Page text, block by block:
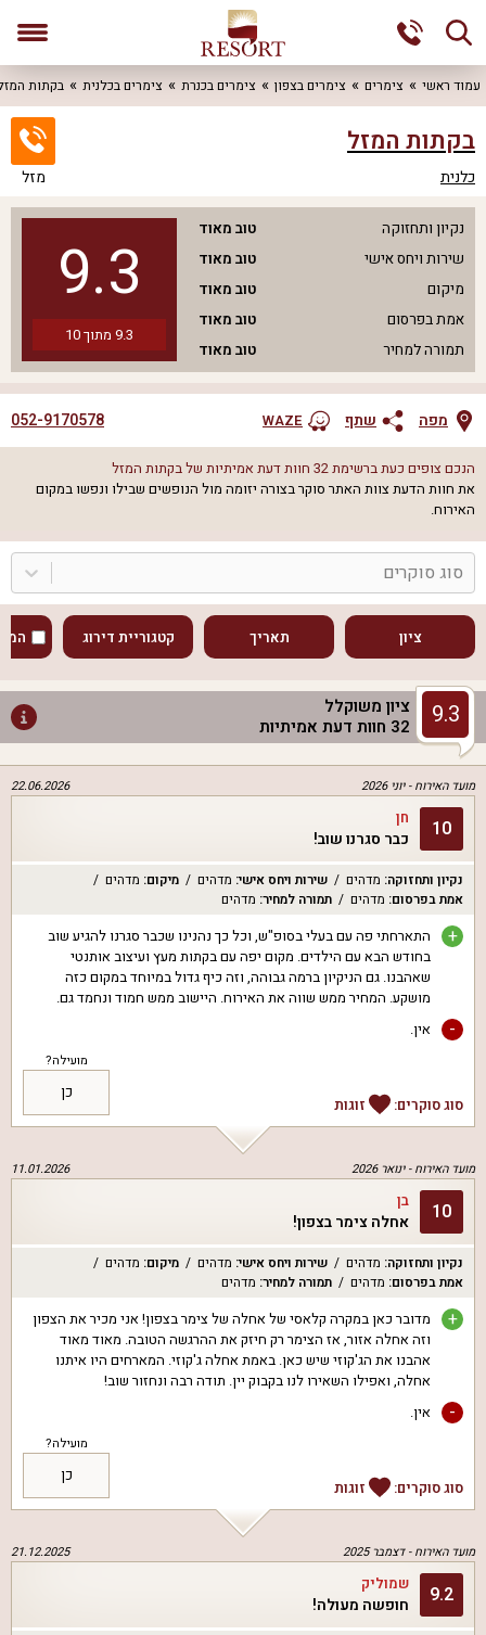
עמוד ראשי צימרים צימרים בצפון צימרים בכנרת צימרים בכלנית בקתות
בקתות המזל
כלנית מזל
נקיון ותחזוקה
טוב מאוד
שירות ויחס אישי
טוב מאוד
מיקום
טוב מאוד
אמת בפרסום
טוב מאוד
תמורה למחיר
טוב מאוד
9.3
9.3 מתוך10
מפה שתף WAZE
052-9170578
הנכם צופים כעת ברשימת32 חוות דעת אמיתיות שלבקתות המזל
את חוות הדעת צוות האתר סוקר בצורה יזומה מול הנופשים שבילו ונפשו במקום
האירוח.
סוג סוקרים
ציון תאריך קטגוריית דירוג
9.3
ציון משוקלל
32 חוות דעת אמיתיות
מועד האירוח -יוני 2026 22.06.2026
10 חן
כבר סגרנו שוב!
נקיון ותחזוקה: מדהים שירות ויחס אישי: מדהים מיקום: מדהים
אמת בפרסום: מדהים תמורה למחיר: מדהים
+
התארחתי פה עם בעלי בסופ"ש, וכל כך נהנינו שכבר סגרנו להגיע שוב
בחודש הבא עם הילדים. מקום יפה עם בקתות מעץ ועיצוב אותנטי
שאהבנו. גם הניקיון ברמה גבוהה, וזה כיף גדול במיוחד במקום כזה
מושקע. המחיר ממש שווה את האירוח. היישוב ממש חמוד ונחמד גם.
- אין.
סוג סוקרים: זוגות
מועילה?
כן
מועד האירוח -ינואר 2026 11.01.2026
10 בן
אחלה צימר בצפון!
נקיון ותחזוקה: מדהים שירות ויחס אישי: מדהים מיקום: מדהים
אמת בפרסום: מדהים תמורה למחיר: מדהים
+
מדובר כאן במקרה קלאסי של אחלה של צימר בצפון! אני מכיר את הצפון
וזה אחלה אזור, אז הצימר רק חיזק את ההרגשה הטובה. מאוד מאוד
אהבנו את הג'קוזי שיש כאן. באמת אחלה ג'קוזי. המארחים היו איתנו
אחלה, ואפילו השאירו לנו בקבוק יין. תודה רבה ונחזור שוב!
- אין.
סוג סוקרים: זוגות
מועילה?
כן
מועד האירוח -דצמבר 2025 21.12.2025
9.2 שמוליק
חופשה מעולה!